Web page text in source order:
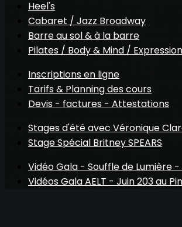
Heel's
Cabaret / Jazz Broadway
Barre au sol & à la barre
Pilates / Body & Mind /
Inscriptions en ligne
Tarifs & Planning des cours
Devis - factures - Attestations
Stages d'été avec Véronique
Stage Spécial Britney SPEARS
Vidéo Gala - Souffle de Lumière -
Vidéos Gala AELT - Juin 203 au